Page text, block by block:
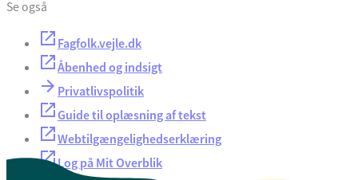
Se også
Fagfolk.vejle.dk
Åbenhed og indsigt
Privatlivspolitik
Guide til oplæsning af tekst
Webtilgængelighedserklæring
Log på Mit Overblik